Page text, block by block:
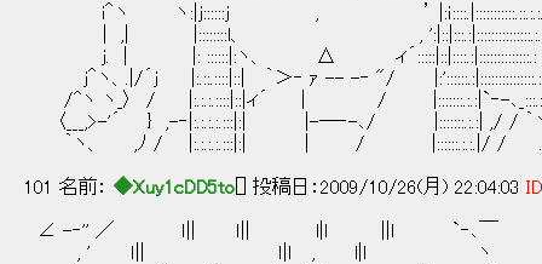
i＾ヽ ヽ:|ｊ::::::ｊ , ’ |:ｉ
| ,| |::::::::l、 ,
ｊ. | |: ::::::|:ヽ、 Δ ィ´:::::|::|::::.:|::::::::::::::.:
ｊ＾ヽ、.|/´ｊ |:.::.::::|::| ｀＞‐ ｧ -- -‐ "/
/^ヽ ヽ_〉 / |:.:.:.::::|::|ィ´ | / |:::::::.:.:|`‐-､_:::.:
〈___,>-'´ } ,-‐|:.:.:.:.:::|:| |-─‐-､/ |:::::::.:.:| ,/ / ｀
｀ヽ、 ,ﾉ / |:.:.:.:.:::|:| | / |::::::.:.:.|/ / .
101 名前： ◆Xuy1cDD5to [] 投稿日：2009/10/26(月) 22:04:03
∠ -‐'' ／ ｌ|| ｌ|| l|l ||l `‐､￣
, ' ｌ|| ｌ|ｌ , l|ｌ ヽ